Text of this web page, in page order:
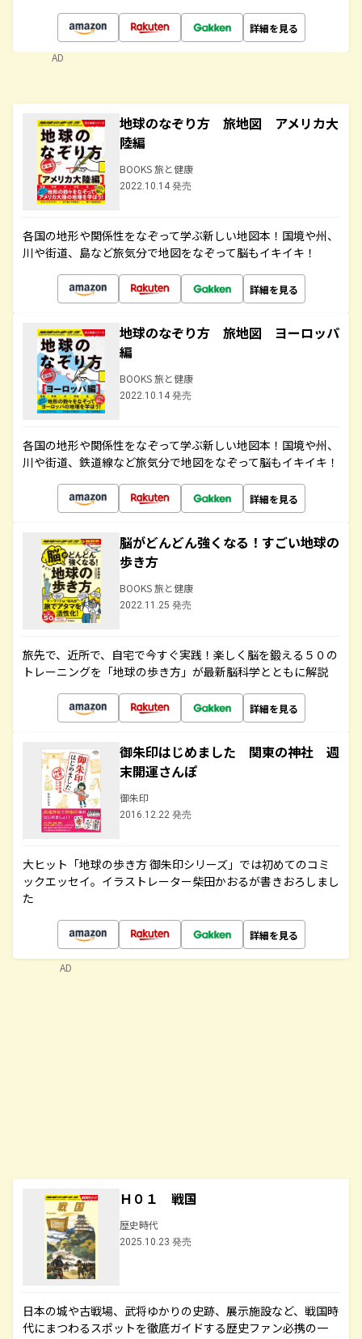
詳細を見る
AD
地球のなぞり方 旅地図 アメリカ大
陸編
BOOKS 旅と健康
2022.10.14 発売
各国の地形や関係性をなぞって学ぶ新しい地図本！国境や州、
川や街道、島など旅気分で地図をなぞって脳もイキイキ！
詳細を見る
地球のなぞり方 旅地図 ヨーロッパ
編
BOOKS 旅と健康
2022.10.14 発売
各国の地形や関係性をなぞって学ぶ新しい地図本！国境や州、
川や街道、鉄道線など旅気分で地図をなぞって脳もイキイキ！
詳細を見る
脳がどんどん強くなる！すごい地球の
歩き方
BOOKS 旅と健康
2022.11.25 発売
旅先で、近所で、自宅で今すぐ実践！楽しく脳を鍛える５０の
トレーニングを「地球の歩き方」が最新脳科学とともに解説
詳細を見る
御朱印はじめました 関東の神社 週
末開運さんぽ
御朱印
2016.12.22 発売
大ヒット「地球の歩き方 御朱印シリーズ」では初めてのコミ
ックエッセイ。イラストレーター柴田かおるが書きおろしまし
た
詳細を見る
Ｈ０１ 戦国
歴史時代
2025.10.23 発売
日本の城や古戦場、武将ゆかりの史跡、展示施設など、戦国時
代にまつわるスポットを徹底ガイドする歴史ファン必携の一
AD